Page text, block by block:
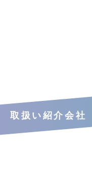
取扱い紹介会社